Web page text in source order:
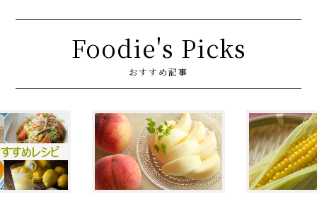
Foodie's Picks
おすすめ記事